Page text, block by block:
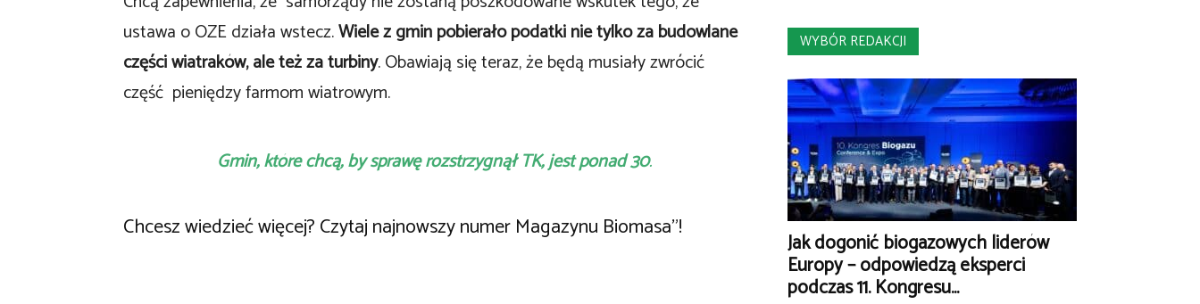
ustawa o OZE działa wstecz.Wiele z gmin pobierało podatki nie tylko za budowlane
części wiatraków, ale też za turbiny. Obawiają się teraz, że będą musiały zwrócić
część pieniędzy farmom wiatrowym.
Gmin, które chcą, by sprawę rozstrzygnął TK, jest ponad 30.
Chcesz wiedzieć więcej? Czytaj najnowszy numer Magazynu Biomasa”!
WYBÓR REDAKCJI
Jak dogonić biogazowych liderów
Europy – odpowiedzą eksperci
podczas 11. Kongresu...